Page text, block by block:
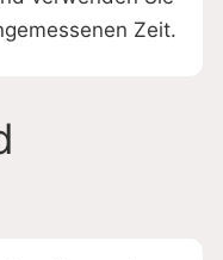
Zeit.